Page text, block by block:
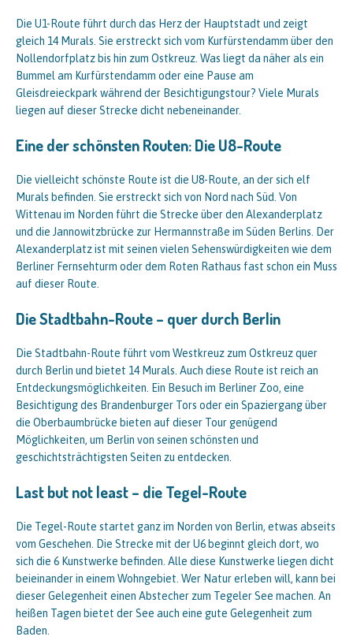
Die U1-Route führt durch das Herz der Hauptstadt und zeigt
gleich 14 Murals. Sie erstreckt sich vom Kurfürstendamm über den
Nollendorfplatz bis hin zum Ostkreuz. Was liegt da näher als ein
Bummel am Kurfürstendamm oder eine Pause am
Gleisdreieckpark während der Besichtigungstour? Viele Murals
liegen auf dieser Strecke dicht nebeneinander.
Eine der schönsten Routen: Die U8-Route
Die vielleicht schönste Route ist die U8-Route, an der sich elf
Murals befinden. Sie erstreckt sich von Nord nach Süd. Von
Wittenau im Norden führt die Strecke über den Alexanderplatz
und die Jannowitzbrücke zur Hermannstraße im Süden Berlins. Der
Alexanderplatz ist mit seinen vielen Sehenswürdigkeiten wie dem
Berliner Fernsehturm oder dem Roten Rathaus fast schon ein Muss
auf dieser Route.
Die Stadtbahn-Route – quer durch Berlin
Die Stadtbahn-Route führt vom Westkreuz zum Ostkreuz quer
durch Berlin und bietet 14 Murals. Auch diese Route ist reich an
Entdeckungsmöglichkeiten. Ein Besuch im Berliner Zoo, eine
Besichtigung des Brandenburger Tors oder ein Spaziergang über
die Oberbaumbrücke bieten auf dieser Tour genügend
Möglichkeiten, um Berlin von seinen schönsten und
geschichtsträchtigsten Seiten zu entdecken.
Last but not least – die Tegel-Route
Die Tegel-Route startet ganz im Norden von Berlin, etwas abseits
vom Geschehen. Die Strecke mit der U6 beginnt gleich dort, wo
sich die 6 Kunstwerke befinden. Alle diese Kunstwerke liegen dicht
beieinander in einem Wohngebiet. Wer Natur erleben will, kann bei
dieser Gelegenheit einen Abstecher zum Tegeler See machen. An
heißen Tagen bietet der See auch eine gute Gelegenheit zum
Baden.